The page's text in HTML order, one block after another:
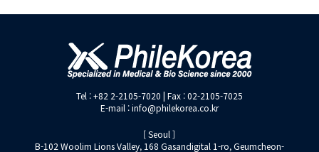
Tel : +82 2-2105-7020 | Fax : 02-2105-7025
E-mail : info@philekorea.co.kr
[ Seoul ]
B-102 Woolim Lions Valley, 168 Gasandigital 1-ro, Geumcheon-